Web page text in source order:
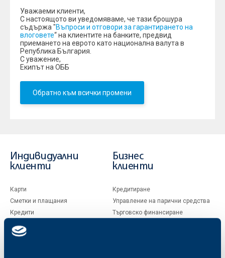
Уважаеми клиенти,
С настоящото ви уведомяваме, че тази брошура
съдържа "Въпроси и отговори за гарантирането на
влоговете“ на клиентите на банките, предвид
приемането на еврото като национална валута в
Република България.
С уважение,
Екипът на ОББ
Обратно към всички промени
Индивидуални
клиенти
Карти
Сметки и плащания
Кредити
Спестявания и инвестиции
Частно банкиране
Бизнес
клиенти
Кредитиране
Управление на парични средства
Търговско финансиране